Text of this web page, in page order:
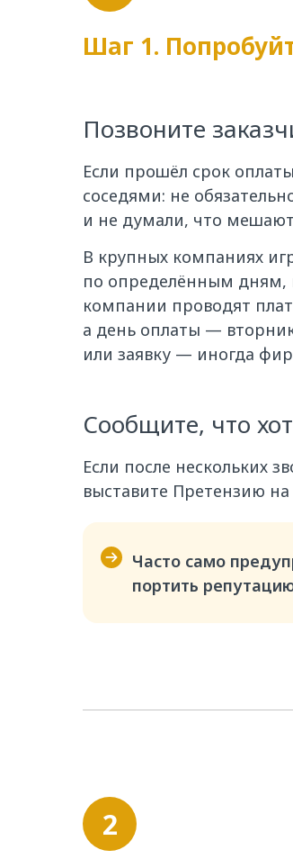
Шаг 1.
Позвоните
Если прошёл срок
соседями: не
и не думали, что
В крупных компаниях
по определённым дням,
компании проводят
а день оплаты —
или заявку — иногда
Сообщите, что
Если после нескольких
выставите Претензию
Часто само
портить
2